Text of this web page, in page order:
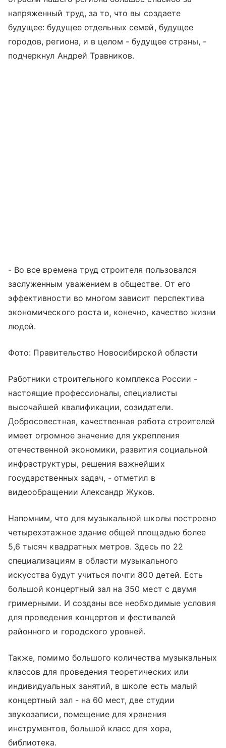
напряженный труд, за то, что вы создаете
будущее: будущее отдельных семей, будущее
городов, региона, и в целом - будущее страны, -
подчеркнул Андрей Травников.
- Во все времена труд строителя пользовался
заслуженным уважением в обществе. От его
эффективности во многом зависит перспектива
экономического роста и, конечно, качество жизни
людей.
Фото: Правительство Новосибирской области
Работники строительного комплекса России -
настоящие профессионалы, специалисты
высочайшей квалификации, созидатели.
Добросовестная, качественная работа строителей
имеет огромное значение для укрепления
отечественной экономики, развития социальной
инфраструктуры, решения важнейших
государственных задач, - отметил в
видеообращении Александр Жуков.
Напомним, что для музыкальной школы построено
четырехэтажное здание общей площадью более
5,6 тысяч квадратных метров. Здесь по 22
специализациям в области музыкального
искусства будут учиться почти 800 детей. Есть
большой концертный зал на 350 мест с двумя
гримерными. И созданы все необходимые условия
для проведения концертов и фестивалей
районного и городского уровней.
Также, помимо большого количества музыкальных
классов для проведения теоретических или
индивидуальных занятий, в школе есть малый
концертный зал - на 60 мест, две студии
звукозаписи, помещение для хранения
инструментов, большой класс для хора,
библиотека.